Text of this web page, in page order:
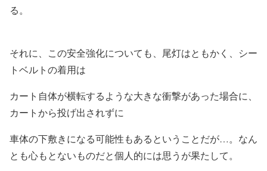
る。
それに、この安全強化についても、尾灯はともかく、シー
トベルトの着用は
カート自体が横転するような大きな衝撃があった場合に、
カートから投げ出されずに
車体の下敷きになる可能性もあるということだが…。なん
とも心もとないものだと個人的には思うが果たして。